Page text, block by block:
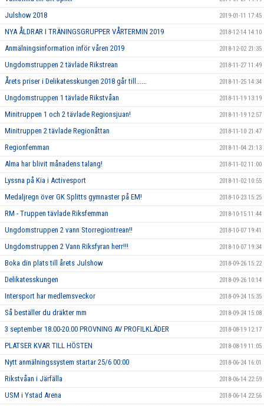
Julshow 2018 2019-01-11 17:45
NYA ÅLDRAR I TRÄNINGSGRUPPER VÅRTERMIN 2019 2018-12-14 14:10
Anmälningsinformation inför våren 2019 2018-12-02 21:35
Ungdomstruppen 2 tävlade Rikstrean 2018-11-27 11:49
Årets priser i Delikatesskungen 2018 går till...... 2018-11-25 14:34
Ungdomstruppen 1 tävlade Rikstvåan 2018-11-19 13:19
Minitruppen 1 och 2 tävlade Regionsjuan! 2018-11-19 12:57
Minitruppen 2 tävlade Regionåttan 2018-11-10 21:47
Regionfemman 2018-11-04 21:13
Alma har blivit månadens talang! 2018-11-02 11:00
Lyssna på Kia i Activesport 2018-11-02 10:55
Medaljregn över GK Splitts gymnaster på EM! 2018-10-23 15:25
RM - Truppen tävlade Riksfemman 2018-10-15 11:44
Ungdomstruppen 2 vann Storregiontrean!! 2018-10-07 19:41
Ungdomstruppen 2 Vann Riksfyran herr!!! 2018-10-07 19:34
Boka din plats till årets Julshow 2018-09-26 15:22
Delikatesskungen 2018-09-26 10:14
Intersport har medlemsveckor 2018-09-24 15:35
Så beställer du dräkter mm 2018-09-24 15:08
3 september 18.00-20.00 PROVNING AV PROFILKLÄDER 2018-08-19 12:17
PLATSER KVAR TILL HÖSTEN 2018-08-19 11:05
Nytt anmälningssystem startar 25/6 00:00 2018-06-24 16:01
Rikstvåan i Järfälla 2018-06-14 22:59
USM i Ystad Arena 2018-06-14 22:56